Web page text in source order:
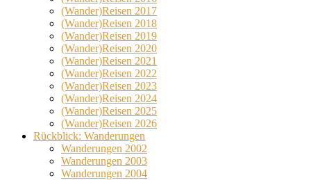
(Wander)Reisen 2017
(Wander)Reisen 2018
(Wander)Reisen 2019
(Wander)Reisen 2020
(Wander)Reisen 2021
(Wander)Reisen 2022
(Wander)Reisen 2023
(Wander)Reisen 2024
(Wander)Reisen 2025
(Wander)Reisen 2026
Rückblick: Wanderungen
Wanderungen 2002
Wanderungen 2003
Wanderungen 2004